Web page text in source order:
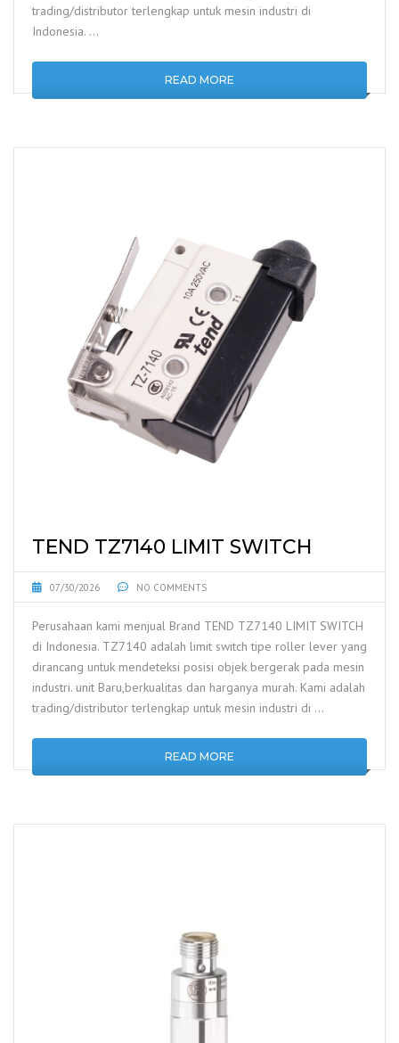
trading/distributor terlengkap untuk mesin industri di
Indonesia. …
READ MORE
TEND TZ7140 LIMIT SWITCH
07/30/2026 NO COMMENTS
Perusahaan kami menjual Brand TEND TZ7140 LIMIT SWITCH
di Indonesia. TZ7140 adalah limit switch tipe roller lever yang
dirancang untuk mendeteksi posisi objek bergerak pada mesin
industri. unit Baru,berkualitas dan harganya murah. Kami adalah
trading/distributor terlengkap untuk mesin industri di …
READ MORE